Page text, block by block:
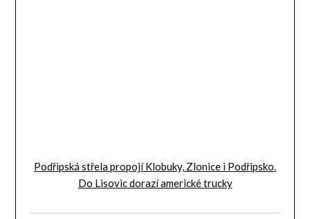
Podřipská střela propojí Klobuky, Zlonice i Podřipsko.
Do Lisovic dorazí americké trucky